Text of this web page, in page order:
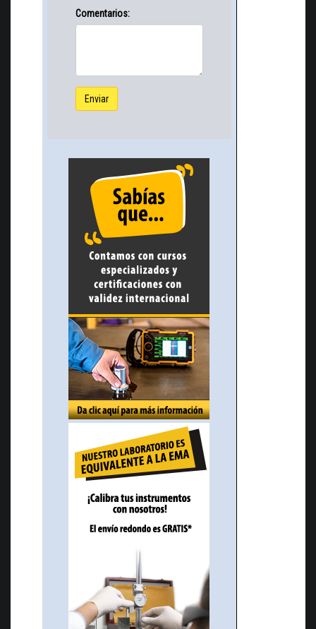
Comentarios:
Enviar